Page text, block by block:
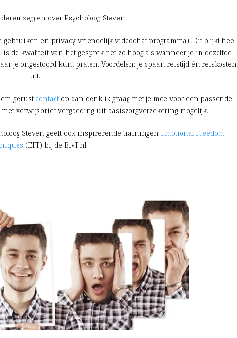
zeggen over Psycholoog Steven
en privacy vriendelijk videochat programma). Dit blijkt heel
de kwaliteit van het gesprek net zo hoog als wanneer je in dezelfde
je ongestoord kunt praten. Voordelen: je spaart reistijd én reiskosten
uit.
gerust contact op dan denk ik graag met je mee voor een passende
met verwijsbrief vergoeding uit basiszorgverzekering mogelijk.
Steven geeft ook inspirerende trainingen Emotional Freedom
(EFT) bij de BivT.nl